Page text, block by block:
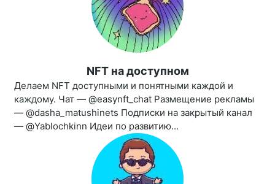
NFT на доступном
Делаем NFT доступными и понятными каждой и
каждому. Чат — @easynft_chat Размещение рекламы
— @dasha_matushinets Подписки на закрытый канал
— @Yablochkinn Идеи по развитию...